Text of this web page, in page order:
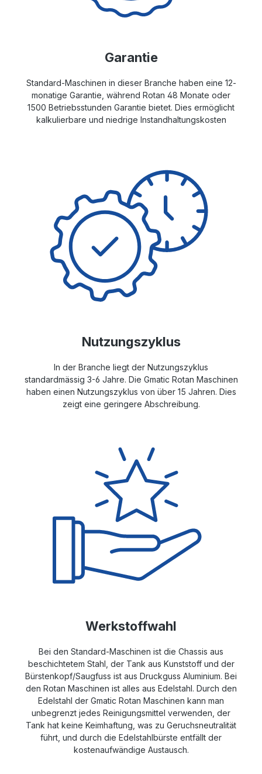
Garantie
Standard-Maschinen in dieser Branche haben eine 12-
monatige Garantie, während Rotan 48 Monate oder
1500 Betriebsstunden Garantie bietet. Dies ermöglicht
kalkulierbare und niedrige Instandhaltungskosten
Nutzungszyklus
In der Branche liegt der Nutzungszyklus
standardmässig 3-6 Jahre. Die Gmatic Rotan Maschinen
haben einen Nutzungszyklus von über 15 Jahren. Dies
zeigt eine geringere Abschreibung.
Werkstoffwahl
Bei den Standard-Maschinen ist die Chassis aus
beschichtetem Stahl, der Tank aus Kunststoff und der
Bürstenkopf/Saugfuss ist aus Druckguss Aluminium. Bei
den Rotan Maschinen ist alles aus Edelstahl. Durch den
Edelstahl der Gmatic Rotan Maschinen kann man
unbegrenzt jedes Reinigungsmittel verwenden, der
Tank hat keine Keimhaftung, was zu Geruchsneutralität
führt, und durch die Edelstahlbürste entfällt der
kostenaufwändige Austausch.